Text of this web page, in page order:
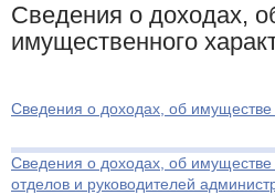
Сведения о доходах,
имущественного
Сведения о доходах, об имуществе
Сведения о доходах, об имуществе
отделов и руководителей